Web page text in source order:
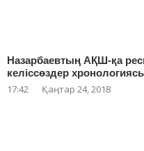
Назарбаевтың АҚШ-қа
келіссөздер
17:42 Қаңтар 24, 2018